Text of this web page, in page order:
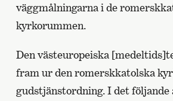
väggmålningarna i de
kyrkorummen.
Den västeuropeiska
fram ur den romerskkatolska
gudstjänstordning. I det